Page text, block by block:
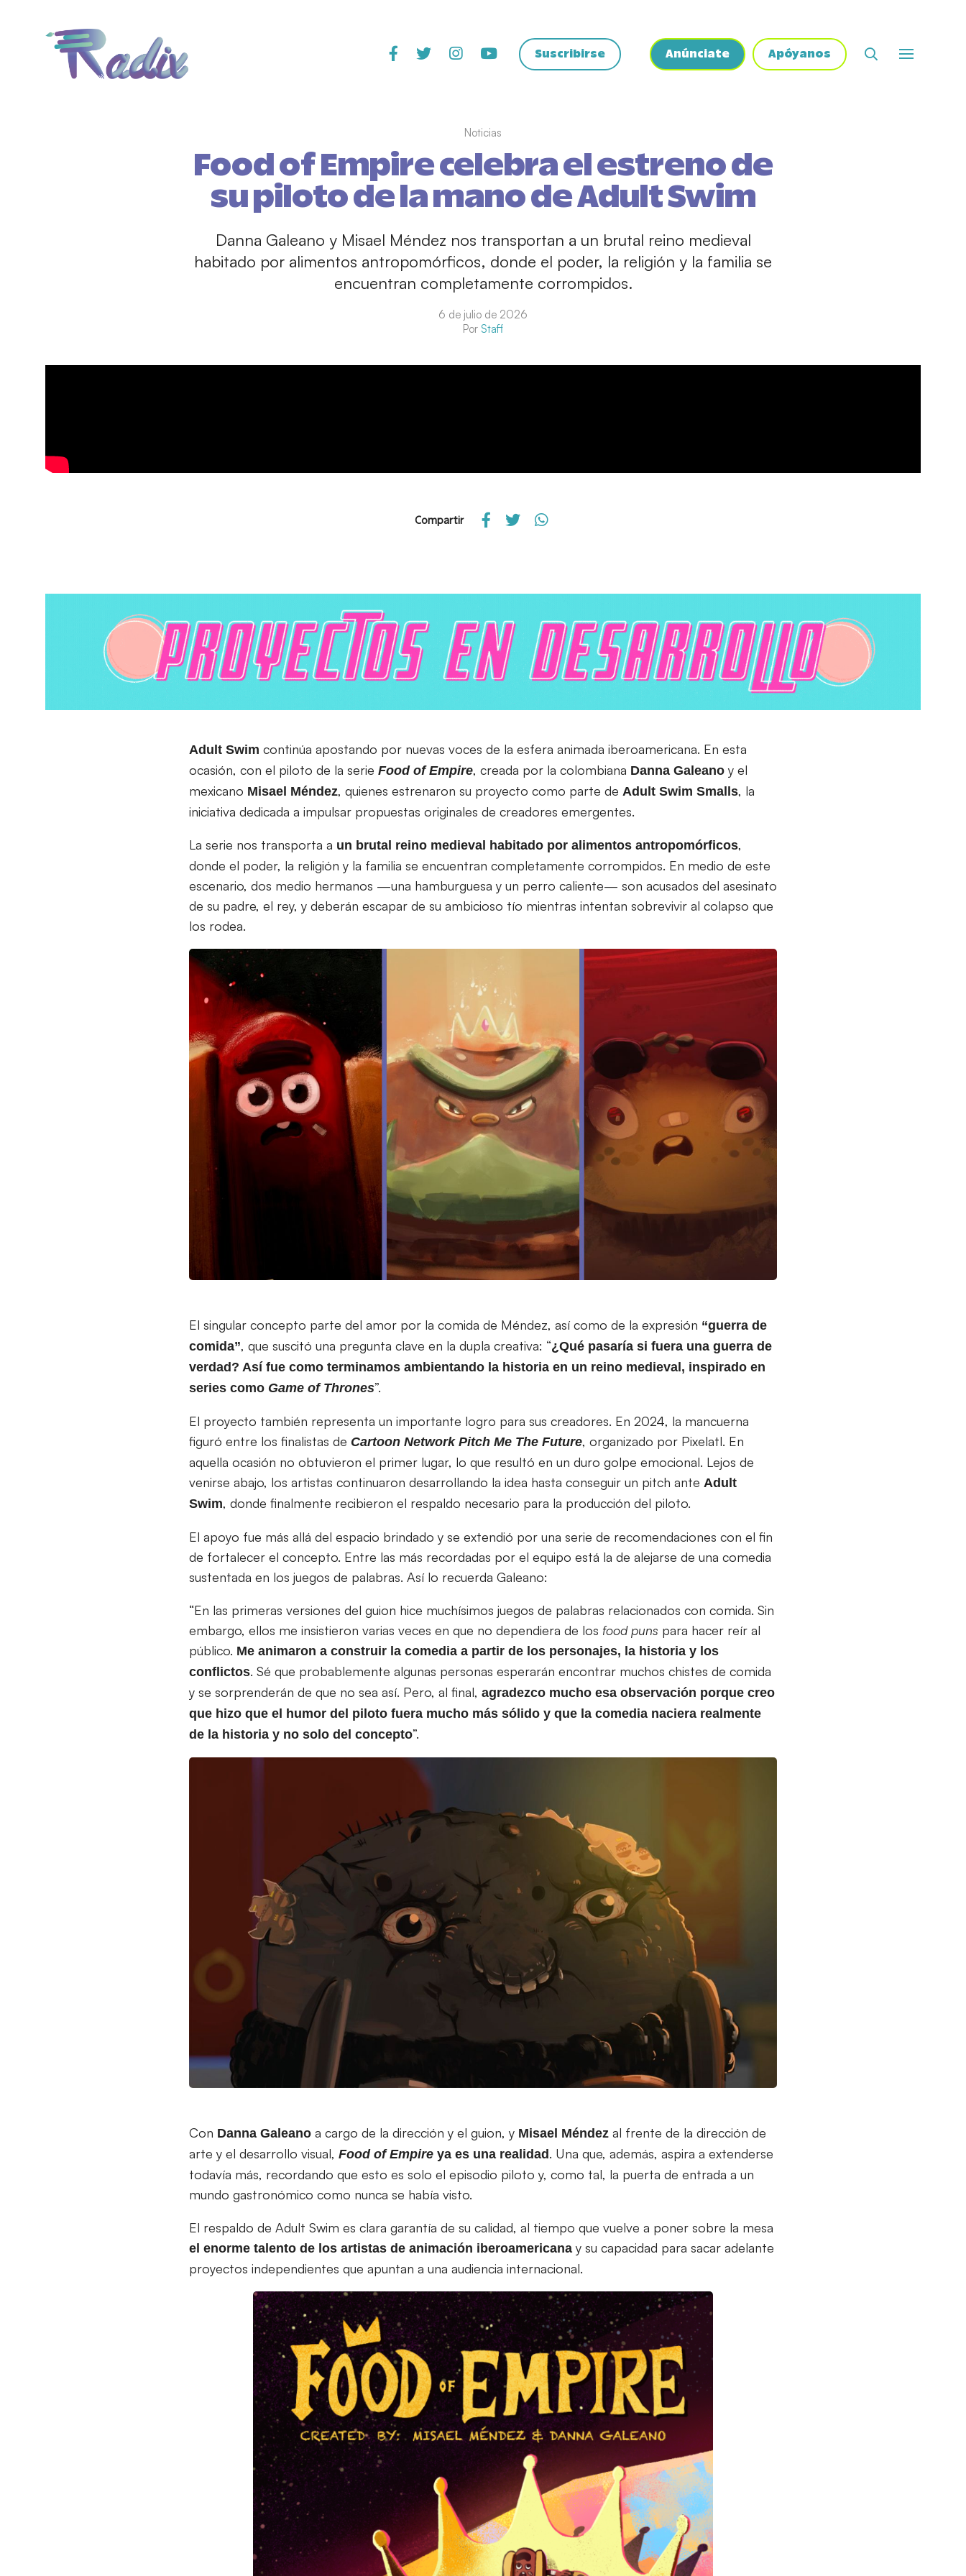
Suscribirse Anúnciate Apóyanos
Noticias
Food of Empire celebra el estreno de
su piloto de la mano de Adult Swim
Danna Galeano y Misael Méndez nos transportan a un brutal reino medieval
habitado por alimentos antropomórficos, donde el poder, la religión y la familia se
encuentran completamente corrompidos.
6 de julio de 2026
Por Staff
Compartir
Adult Swim continúa apostando por nuevas voces de la esfera animada iberoamericana. En esta
ocasión, con el piloto de la serie Food of Empire, creada por la colombiana Danna Galeano y el
mexicano Misael Méndez, quienes estrenaron su proyecto como parte de Adult Swim Smalls, la
iniciativa dedicada a impulsar propuestas originales de creadores emergentes.
La serie nos transporta a un brutal reino medieval habitado por alimentos antropomórficos,
donde el poder, la religión y la familia se encuentran completamente corrompidos. En medio de este
escenario, dos medio hermanos —una hamburguesa y un perro caliente— son acusados del asesinato
de su padre, el rey, y deberán escapar de su ambicioso tío mientras intentan sobrevivir al colapso que
los rodea.
El singular concepto parte del amor por la comida de Méndez, así como de la expresión “guerra de
comida”, que suscitó una pregunta clave en la dupla creativa: “¿Qué pasaría si fuera una guerra de
verdad? Así fue como terminamos ambientando la historia en un reino medieval, inspirado en
series como Game of Thrones”.
El proyecto también representa un importante logro para sus creadores. En 2024, la mancuerna
figuró entre los finalistas de Cartoon Network Pitch Me The Future, organizado por Pixelatl. En
aquella ocasión no obtuvieron el primer lugar, lo que resultó en un duro golpe emocional. Lejos de
venirse abajo, los artistas continuaron desarrollando la idea hasta conseguir un pitch ante Adult
Swim, donde finalmente recibieron el respaldo necesario para la producción del piloto.
El apoyo fue más allá del espacio brindado y se extendió por una serie de recomendaciones con el fin
de fortalecer el concepto. Entre las más recordadas por el equipo está la de alejarse de una comedia
sustentada en los juegos de palabras. Así lo recuerda Galeano:
“En las primeras versiones del guion hice muchísimos juegos de palabras relacionados con comida. Sin
embargo, ellos me insistieron varias veces en que no dependiera de los food puns para hacer reír al
público. Me animaron a construir la comedia a partir de los personajes, la historia y los
conflictos. Sé que probablemente algunas personas esperarán encontrar muchos chistes de comida
y se sorprenderán de que no sea así. Pero, al final, agradezco mucho esa observación porque creo
que hizo que el humor del piloto fuera mucho más sólido y que la comedia naciera realmente
de la historia y no solo del concepto”.
Con Danna Galeano a cargo de la dirección y el guion, y Misael Méndez al frente de la dirección de
arte y el desarrollo visual, Food of Empire ya es una realidad. Una que, además, aspira a extenderse
todavía más, recordando que esto es solo el episodio piloto y, como tal, la puerta de entrada a un
mundo gastronómico como nunca se había visto.
El respaldo de Adult Swim es clara garantía de su calidad, al tiempo que vuelve a poner sobre la mesa
el enorme talento de los artistas de animación iberoamericana y su capacidad para sacar adelante
proyectos independientes que apuntan a una audiencia internacional.